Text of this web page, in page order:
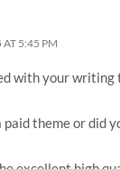
5:45 PM
with your writing
theme or did